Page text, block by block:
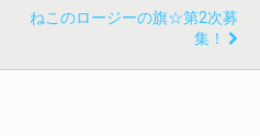
ねこのロージーの旗☆第2次募
集！